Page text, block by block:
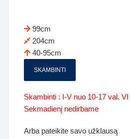
99cm
204cm
40-95cm
SKAMBINTI
Skambinti : I-V nuo 10-17 val.
Sekmadienį nedirbame
Arba pateikite savo užklausą